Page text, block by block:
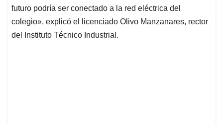
futuro podría ser conectado a la red eléctrica del
colegio», explicó el licenciado Olivo Manzanares, rector
del Instituto Técnico Industrial.